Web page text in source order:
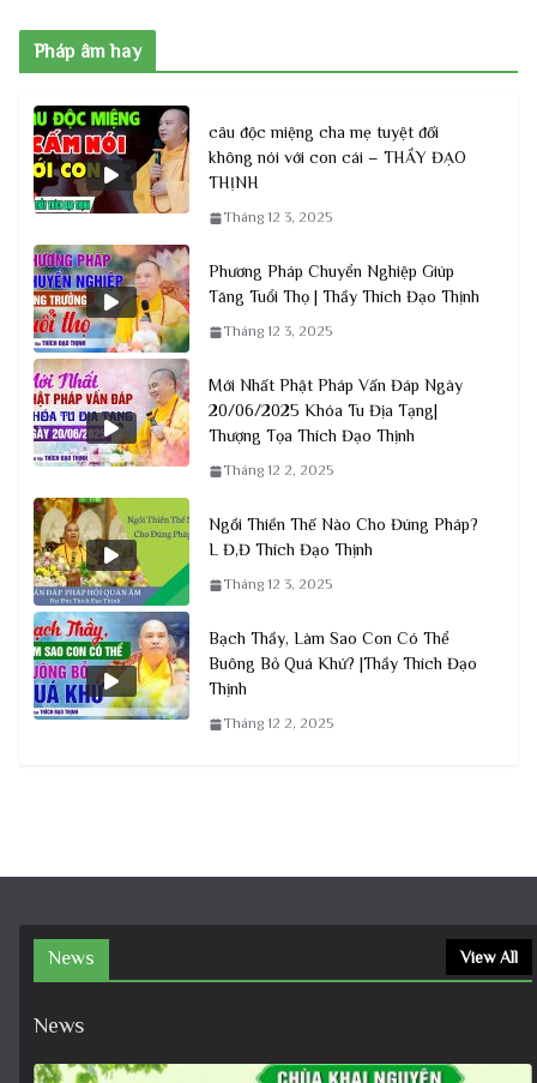
Pháp âm hay
câu độc miệng cha mẹ tuyệt đối
không nói với con cái – THẦY ĐẠO
THỊNH
Tháng 12 3, 2025
Phương Pháp Chuyển Nghiệp Giúp
Tăng Tuổi Thọ | Thầy Thích Đạo Thịnh
Tháng 12 3, 2025
Mới Nhất Phật Pháp Vấn Đáp Ngày
20/06/2025 Khóa Tu Địa Tạng|
Thượng Tọa Thích Đạo Thịnh
Tháng 12 2, 2025
Ngồi Thiền Thế Nào Cho Đúng Pháp?
L Đ,Đ Thích Đạo Thịnh
Tháng 12 3, 2025
Bạch Thầy, Làm Sao Con Có Thể
Buông Bỏ Quá Khứ? |Thầy Thích Đạo
Thịnh
Tháng 12 2, 2025
News View All
News